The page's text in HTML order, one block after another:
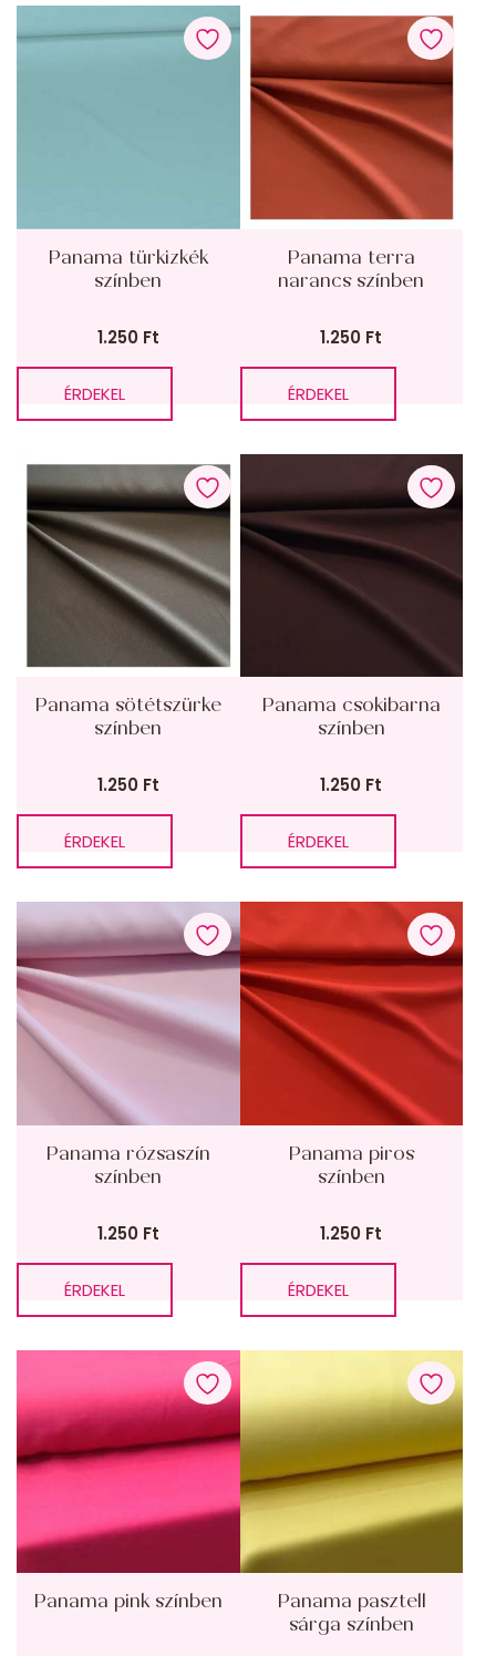
Panama türkizkék
színben
1.250 Ft
ÉRDEKEL
Panama terra
narancs színben
1.250 Ft
ÉRDEKEL
Panama sötétszürke
színben
1.250 Ft
ÉRDEKEL
Panama csokibarna
színben
1.250 Ft
ÉRDEKEL
Panama rózsaszín
színben
1.250 Ft
ÉRDEKEL
Panama piros
színben
1.250 Ft
ÉRDEKEL
Panama pink színben
Panama pasztell
sárga színben